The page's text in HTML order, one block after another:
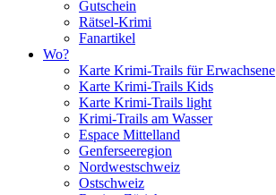
Gutschein
Rätsel-Krimi
Fanartikel
Wo?
Karte Krimi-Trails für Erwachsene
Karte Krimi-Trails Kids
Karte Krimi-Trails light
Krimi-Trails am Wasser
Espace Mittelland
Genferseeregion
Nordwestschweiz
Ostschweiz